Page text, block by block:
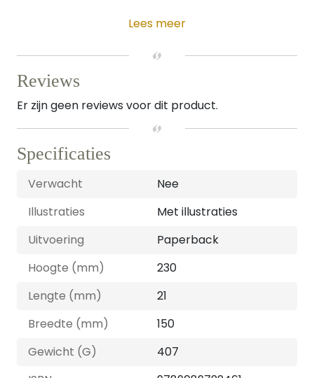
Lees meer
Reviews
Er zijn geen reviews voor dit product.
Specificaties
Verwacht
Nee
Illustraties
Met illustraties
Uitvoering
Paperback
Hoogte (mm)
230
Lengte (mm)
21
Breedte (mm)
150
Gewicht (G)
407